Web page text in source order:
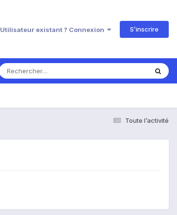
Utilisateur existant ? Connexion S’inscrire
Toute l’activité